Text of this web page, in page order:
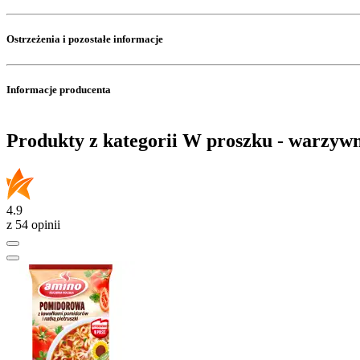
Ostrzeżenia i pozostałe informacje
Informacje producenta
Produkty z kategorii W proszku -
4.9
z 54 opinii